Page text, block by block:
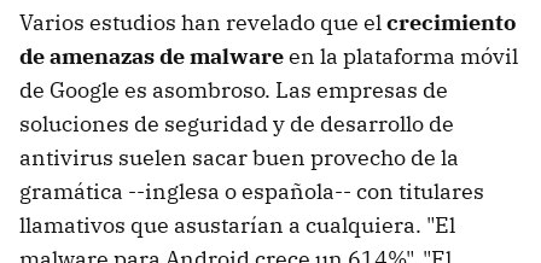
Varios estudios han revelado que el crecimiento
de amenazas de malwareen la plataforma móvil
de Google es asombroso. Las empresas de
soluciones de seguridad y de desarrollo de
antivirus suelen sacar buen provecho de la
gramática --inglesa o española-- con titulares
llamativos que asustarían a cualquiera. "El